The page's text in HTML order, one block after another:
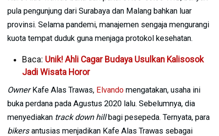
pula pengunjung dari Surabaya dan Malang bahkan luar
provinsi. Selama pandemi, manajemen sengaja mengurangi
kuota tempat duduk guna menjaga protokol kesehatan.
Baca: Unik! Ahli Cagar Budaya Usulkan Kalisosok
Jadi Wisata Horor
OwnerKafe Alas Trawas, Elvando mengatakan, usaha ini
buka perdana pada Agustus 2020 lalu. Sebelumnya, dia
menyediakan track down hillbagi pesepeda. Ternyata, para
bikersantusias menjadikan Kafe Alas Trawas sebagai